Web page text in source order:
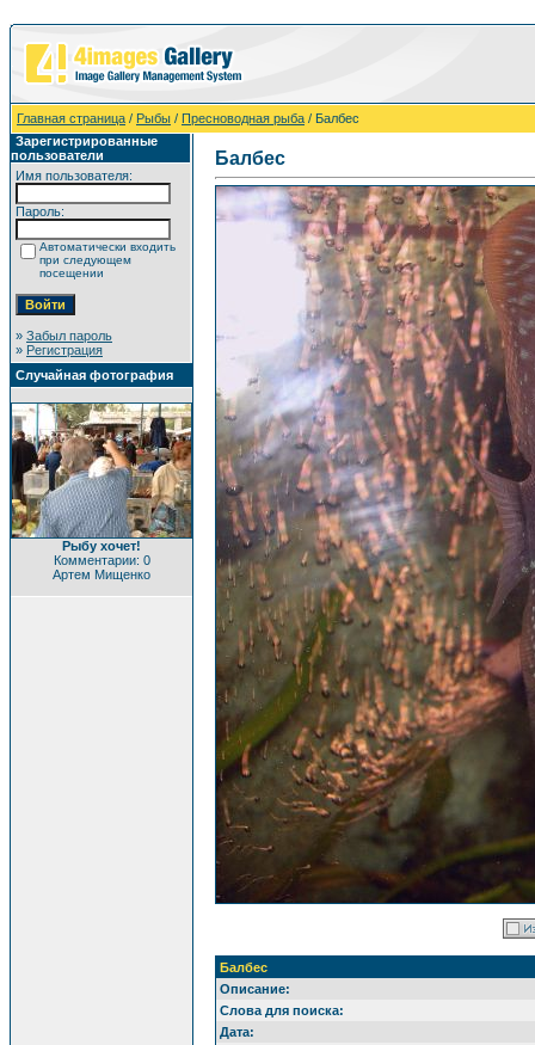
Главная страница / Рыбы / Пресноводная рыба / Балбес
Зарегистрированные
пользователи
Имя пользователя:
Пароль:
Автоматически входить
при следующем
посещении
» Забыл пароль
» Регистрация
Случайная фотография
Рыбу хочет!
Комментарии: 0
Артем Мищенко
Балбес
Балбес
Описание:
Слова для поиска:
Дата: